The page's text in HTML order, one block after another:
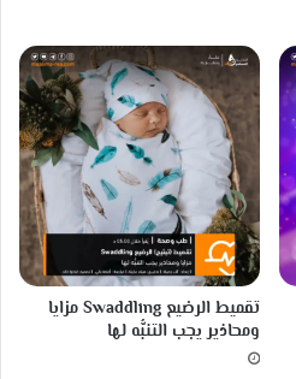
تقميط الرضيع Swaddling مزايا
ومحاذير يجب التنبُّه لها